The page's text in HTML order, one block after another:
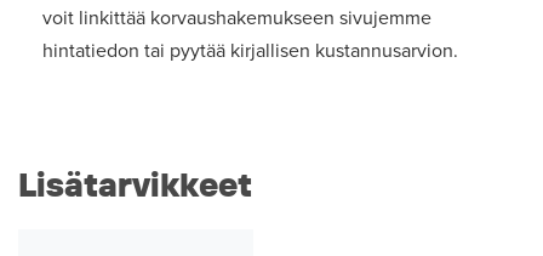
voit linkittää korvaushakemukseen sivujemme
hintatiedon tai pyytää kirjallisen kustannusarvion.
Lisätarvikkeet